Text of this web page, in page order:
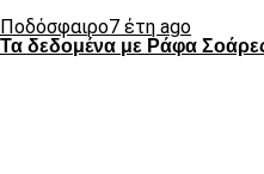
Ποδόσφαιρο7 έτη ago
Τα δεδομένα με Ράφα